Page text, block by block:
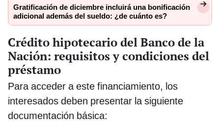
Gratificación de diciembre incluirá una bonificación
adicional además del sueldo: ¿de cuánto es?
Crédito hipotecario del Banco de la
Nación: requisitos y condiciones del
préstamo
Para acceder a este financiamiento, los
interesados deben presentar la siguiente
documentación básica: